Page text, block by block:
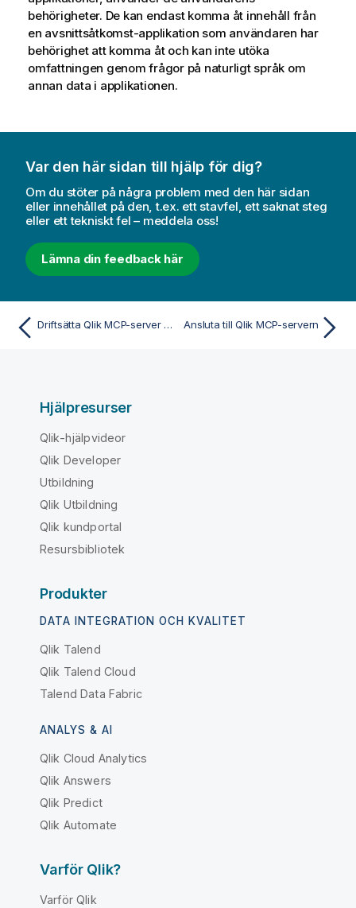
behörigheter. De kan endast komma åt innehåll från
en avsnittsåtkomst-applikation som användaren har
behörighet att komma åt och kan inte utöka
omfattningen genom frågor på naturligt språk om
annan data i applikationen.
Var den här sidan till hjälp för dig?
Om du stöter på några problem med den här sidan
eller innehållet på den, t.ex. ett stavfel, ett saknat steg
eller ett tekniskt fel – meddela oss!
Lämna din feedback här
Driftsätta Qlik MCP-server för en klientorganisation Ansluta till Qlik MCP-servern
Hjälpresurser
Qlik-hjälpvideor
Qlik Developer
Utbildning
Qlik Utbildning
Qlik kundportal
Resursbibliotek
Produkter
DATA INTEGRATION OCH KVALITET
Qlik Talend
Qlik Talend Cloud
Talend Data Fabric
ANALYS & AI
Qlik Cloud Analytics
Qlik Answers
Qlik Predict
Qlik Automate
Varför Qlik?
Varför Qlik